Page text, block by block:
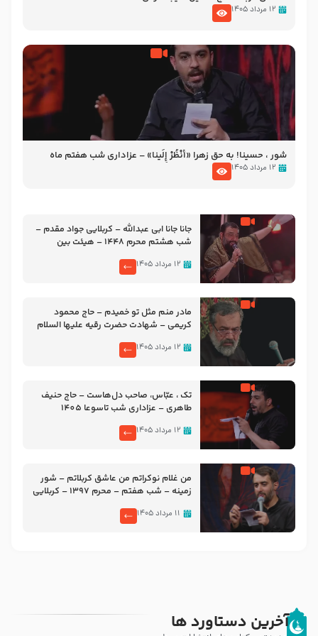
۱۲ مرداد ۱۴۰۵
شور ، حسینا! به‌ حق زهرا «أُنْظُرْ إِلَینا» – عزاداری شب هفتم ماه
محرّم 1405
۱۲ مرداد ۱۴۰۵
جانا جانا ابی عبدالله – کربلایی جواد مقدم –
شب هشتم محرم 1448 – هیئت بین
۱۲ مرداد ۱۴۰۵
مادر منم مثل تو خمیدم – حاج محمود
کریمی – شهادت حضرت رقیه علیها السلام
۱۲ مرداد ۱۴۰۵
تک ، عبّاس، صاحب دل‌هاست – حاج حنیف
طاهری – عزاداری شب تاسوعا 1405
۱۲ مرداد ۱۴۰۵
من غلام نوکراتم من عاشق کربلاتم – شور
زمینه – شب هفتم – محرم 1397 – کربلایی
۱۱ مرداد ۱۴۰۵
آخرین دستاورد ها